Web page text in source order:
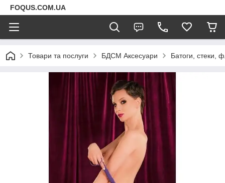
FOQUS.COM.UA
Товари та послуги БДСМ Аксесуари Батоги, стеки,